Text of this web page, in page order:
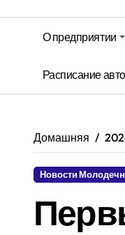
О предприятии
Расписание
Домашняя
Новости